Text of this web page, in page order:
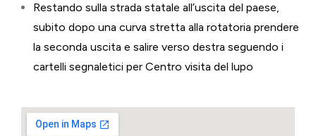
Restando sulla strada statale all’uscita del paese,
subito dopo una curva stretta alla rotatoria prendere
la seconda uscita e salire verso destra seguendo i
cartelli segnaletici per Centro visita del lupo